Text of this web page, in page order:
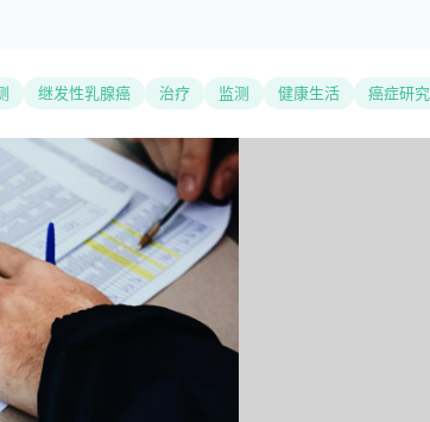
继发性乳腺癌 治疗 监测 健康生活 癌症研究